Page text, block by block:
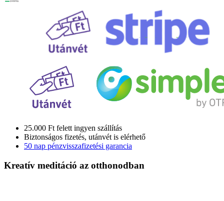
25.000 Ft felett ingyen szállítás
Biztonságos fizetés, utánvét is elérhető
50 nap pénzvisszafizetési garancia
Kreatív meditáció az otthonodban